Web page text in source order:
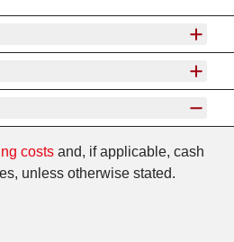
costs and, if applicable, cash
unless otherwise stated.